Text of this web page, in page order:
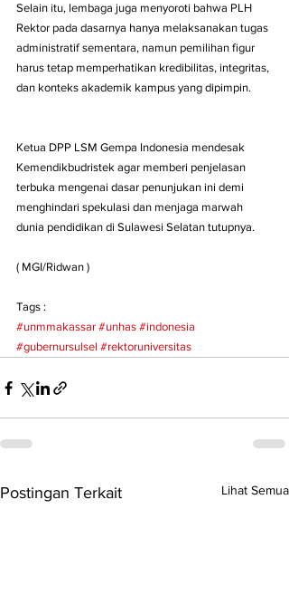
Selain itu, lembaga juga menyoroti bahwa PLH
Rektor pada dasarnya hanya melaksanakan tugas
administratif sementara, namun pemilihan figur
harus tetap memperhatikan kredibilitas, integritas,
dan konteks akademik kampus yang dipimpin.
Ketua DPP LSM Gempa Indonesia mendesak
Kemendikbudristek agar memberi penjelasan
terbuka mengenai dasar penunjukan ini demi
menghindari spekulasi dan menjaga marwah
dunia pendidikan di Sulawesi Selatan tutupnya.
( MGI/Ridwan )
Tags :
#unmmakassar #unhas #indonesia
#gubernursulsel #rektoruniversitas
Postingan Terkait Lihat Semua